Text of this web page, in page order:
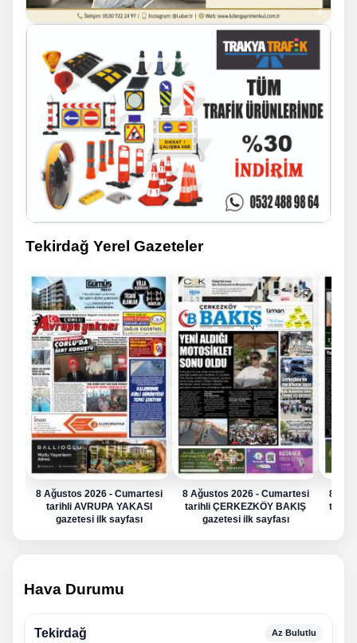
Tekirdağ Yerel Gazeteler
8 Ağustos 2026 - Cumartesi
tarihli AVRUPA YAKASI
gazetesi ilk sayfası
8 Ağustos 2026 - Cumartesi
tarihli ÇERKEZKÖY BAKIŞ
gazetesi ilk sayfası
8
tarihli
Hava Durumu
Tekirdağ Az Bulutlu